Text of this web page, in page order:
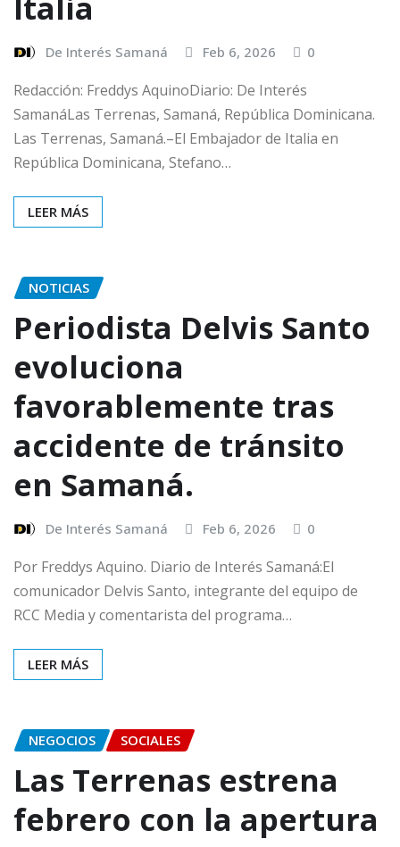
De Interés Samaná Feb 6, 2026 0
Redacción: Freddys AquinoDiario: De Interés
SamanáLas Terrenas, Samaná, República Dominicana.
Las Terrenas, Samaná.–El Embajador de Italia en
República Dominicana, Stefano…
LEER MÁS
NOTICIAS
Periodista Delvis Santo
evoluciona
favorablemente tras
accidente de tránsito
en Samaná.
De Interés Samaná Feb 6, 2026 0
Por Freddys Aquino. Diario de Interés Samaná:El
comunicador Delvis Santo, integrante del equipo de
RCC Media y comentarista del programa…
LEER MÁS
NEGOCIOS SOCIALES
Las Terrenas estrena
febrero con la apertura